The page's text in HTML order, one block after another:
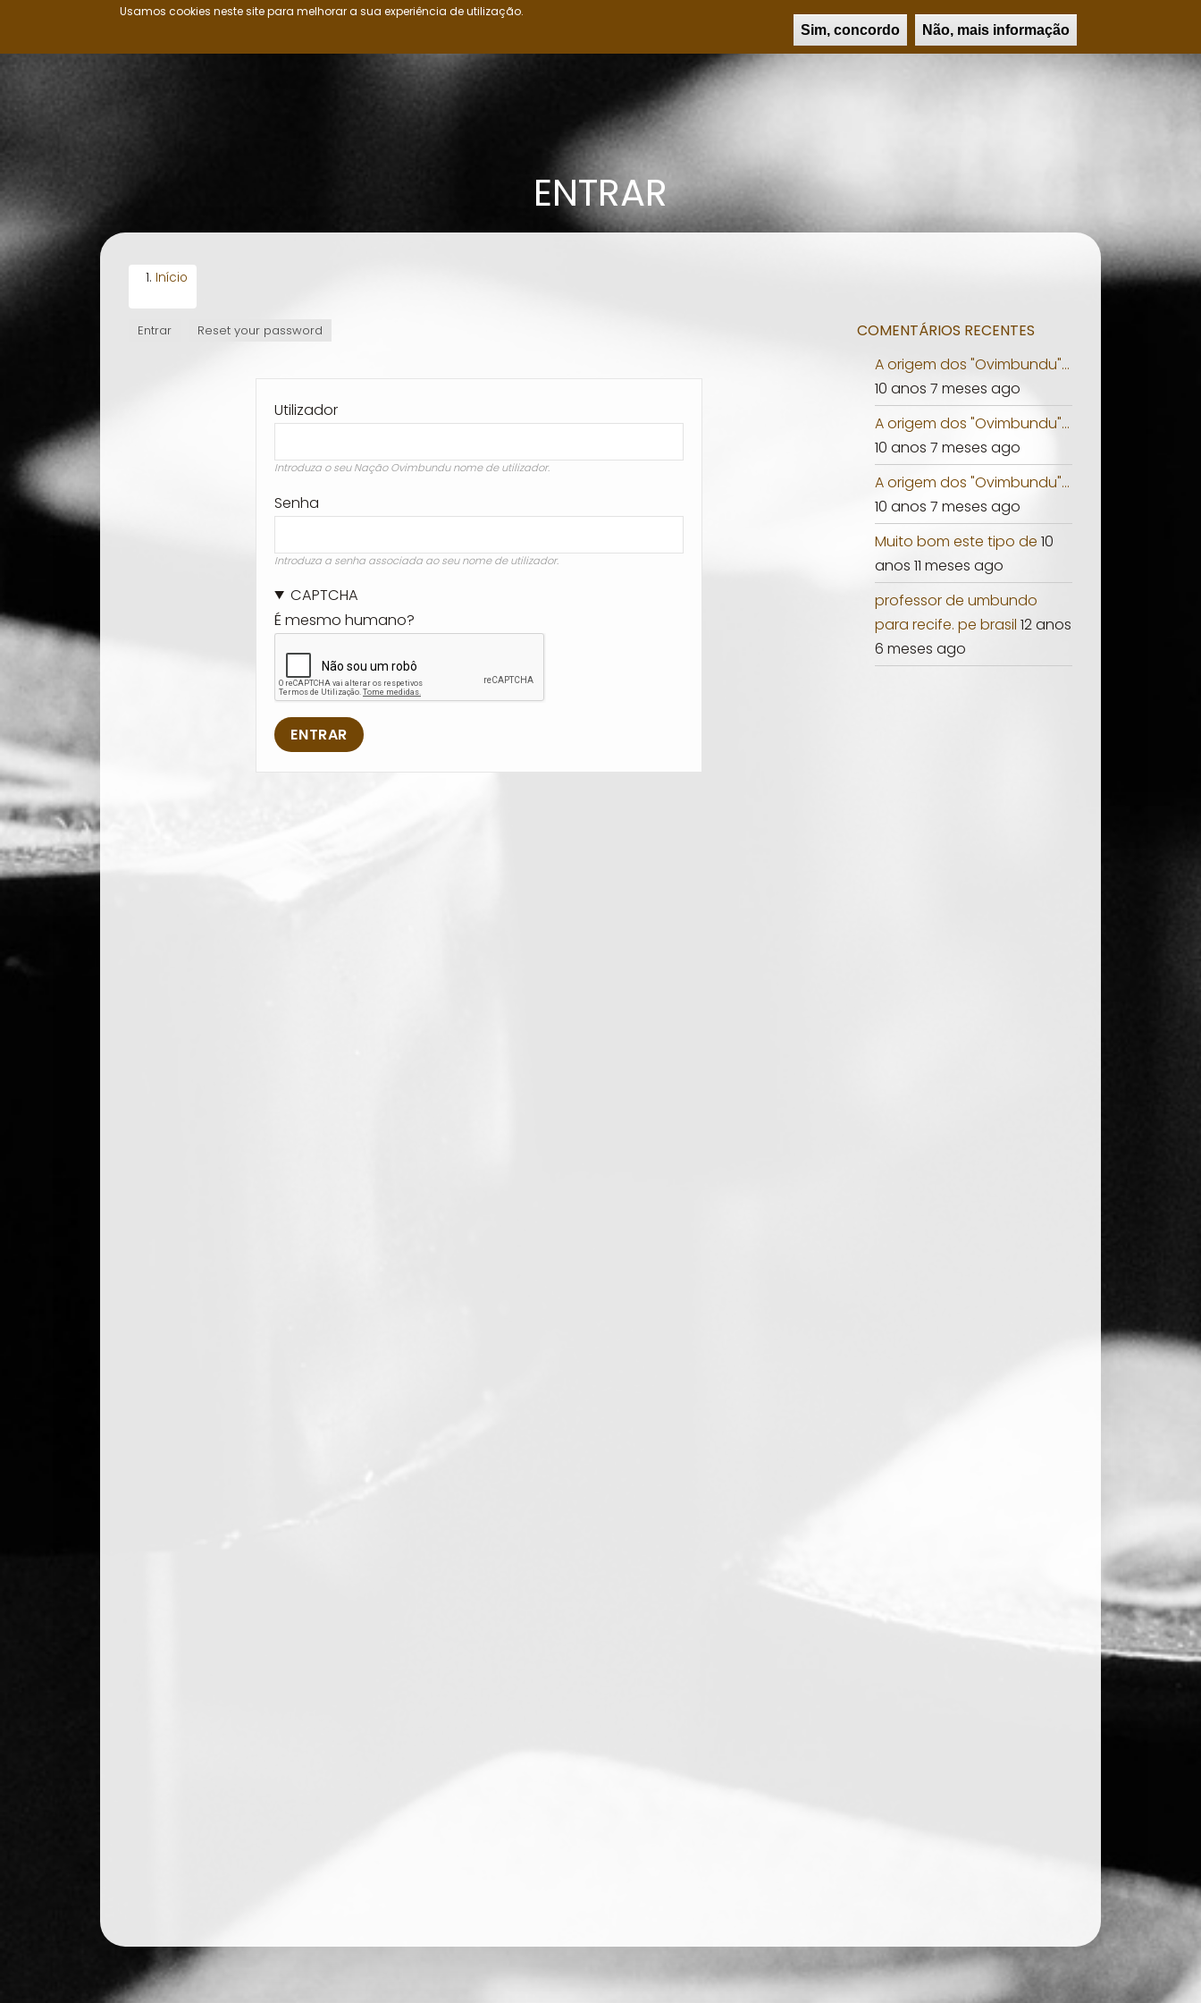
Usamos cookies neste site para melhorar a sua experiência de utilização.
Sim, concordo
Não, mais informação
Passar
OS OVIMBUNDU EDUCAÇÃO PSICOLOGIA PERSONALIDADES PESQUISAR
ENTRAR
Início
SEPARADORES
Entrar (separador
Reset your password
Utilizador
Introduza o seu Nação Ovimbundu nome de utilizador.
Senha
Introduza a senha associada ao seu nome de utilizador.
CAPTCHA
É mesmo humano?
COMENTÁRIOS RECENTES
A origem dos "Ovimbundu"...
10 anos 7 meses ago
A origem dos "Ovimbundu"...
10 anos 7 meses ago
A origem dos "Ovimbundu"...
10 anos 7 meses ago
Muito bom este tipo de 10
anos 11 meses ago
professor de umbundo
para recife. pe brasil 12 anos
6 meses ago